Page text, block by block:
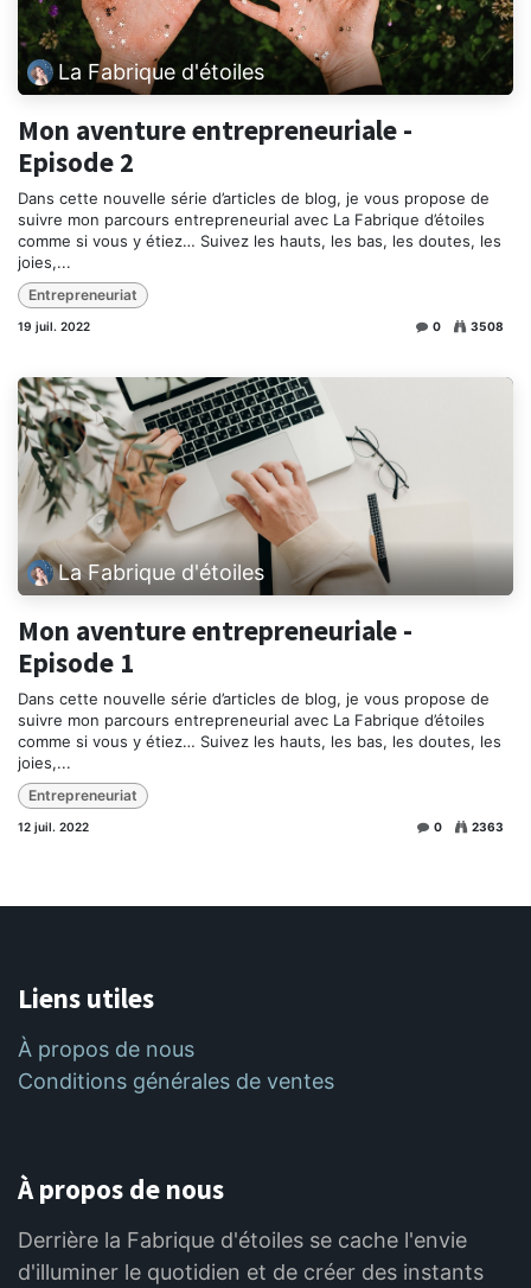
La Fabrique d'étoiles
Mon aventure entrepreneuriale -
Episode 2
Dans cette nouvelle série d’articles de blog, je vous propose de
suivre mon parcours entrepreneurial avec La Fabrique d’étoiles
comme si vous y étiez… Suivez les hauts, les bas, les doutes, les
joies,...
Entrepreneuriat
19 juil. 2022 0 3508
La Fabrique d'étoiles
Mon aventure entrepreneuriale -
Episode 1
Dans cette nouvelle série d’articles de blog, je vous propose de
suivre mon parcours entrepreneurial avec La Fabrique d’étoiles
comme si vous y étiez… Suivez les hauts, les bas, les doutes, les
joies,...
Entrepreneuriat
12 juil. 2022 0 2363
Liens utiles
À propos de nous
Conditions générales de ventes
À propos de nous
Derrière la Fabrique d'étoiles se cache l'envie
d'illuminer le quotidien et de créer des instants